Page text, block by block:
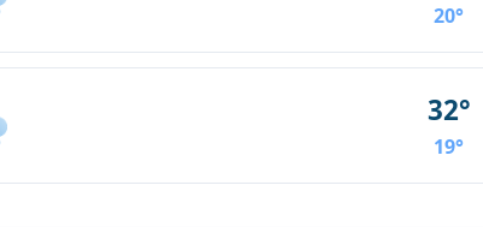
20°
32°
19°